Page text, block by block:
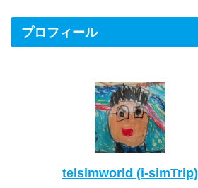
プロフィール
telsimworld (i-simTrip)